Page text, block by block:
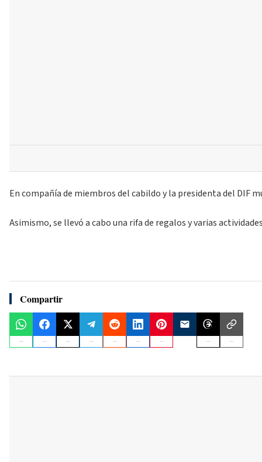
En compañía de miembros del cabildo y la presidenta del DIF
Asimismo, se llevó a cabo una rifa de regalos y varias
Compartir